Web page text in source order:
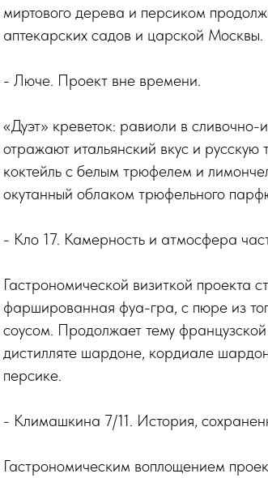
миртового дерева и персиком
аптекарских садов и царской Москвы.
- Люче. Проект вне времени.
«Дуэт» креветок: равиоли в
отражают итальянский вкус и
коктейль с белым трюфелем и
окутанный облаком трюфельного
- Кло 17. Камерность и атмосфера
Гастрономической визиткой проекта
фаршированная фуа-гра, с пюре из
соусом. Продолжает тему французской
дистилляте шардоне, кордиале
персике.
- Климашкина 7/11. История,
Гастрономическим воплощением